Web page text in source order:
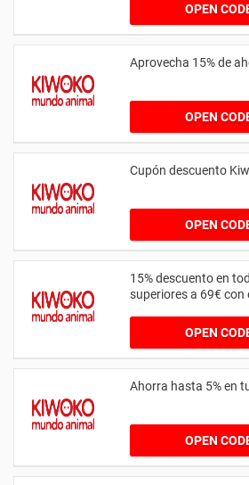
OPEN
Aprovecha 15% de
OPEN
Cupón descuento
OPEN
15% descuento en
superiores a 69€ con
OPEN
Ahorra hasta 5% en
OPEN